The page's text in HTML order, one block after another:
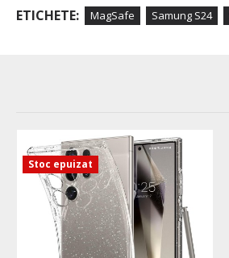
ETICHETE: MagSafe Samung S24
Stoc epuizat